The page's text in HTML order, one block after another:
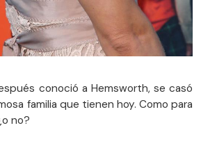
conoció a Hemsworth, se casó
familia que tienen hoy. Como para
no?